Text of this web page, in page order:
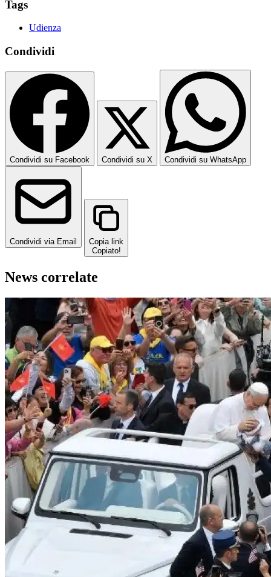
Tags
Udienza
Condividi
Condividi su Facebook Condividi su X Condividi su WhatsApp
Condividi via Email
Copia link
Copiato!
News correlate